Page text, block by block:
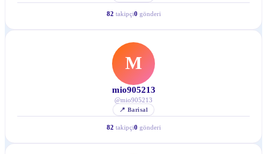
82 takipçi0 gönderi
M
mio905213
@mio905213
📍 Barisal
82 takipçi0 gönderi